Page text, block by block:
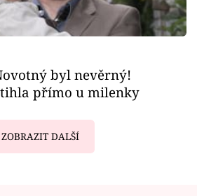
byl nevěrný!
přímo u milenky
ZOBRAZIT DALŠÍ